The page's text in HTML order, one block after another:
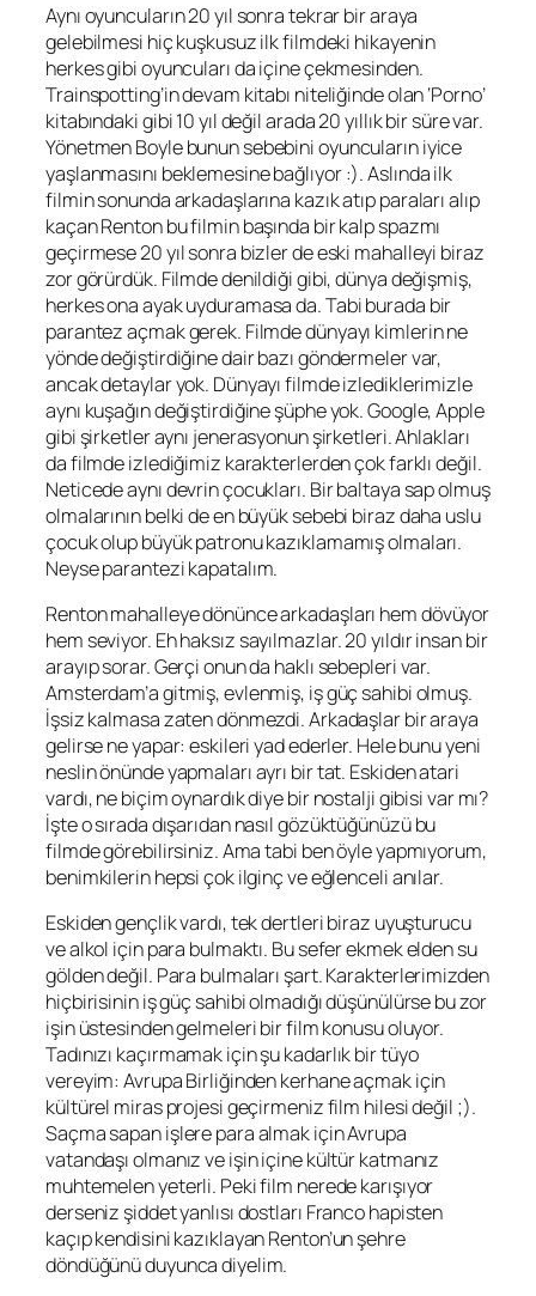
Aynı oyuncuların 20 yıl sonra tekrar bir araya
gelebilmesi hiç kuşkusuz ilk filmdeki hikayenin
herkes gibi oyuncuları da içine çekmesinden.
Trainspotting’in devam kitabı niteliğinde olan ‘Porno’
kitabındaki gibi 10 yıl değil arada 20 yıllık bir süre var.
Yönetmen Boyle bunun sebebini oyuncuların iyice
yaşlanmasını beklemesine bağlıyor :). Aslında ilk
filmin sonunda arkadaşlarına kazık atıp paraları alıp
kaçan Renton bu filmin başında bir kalp spazmı
geçirmese 20 yıl sonra bizler de eski mahalleyi biraz
zor görürdük. Filmde denildiği gibi, dünya değişmiş,
herkes ona ayak uyduramasa da. Tabi burada bir
parantez açmak gerek. Filmde dünyayı kimlerin ne
yönde değiştirdiğine dair bazı göndermeler var,
ancak detaylar yok. Dünyayı filmde izlediklerimizle
aynı kuşağın değiştirdiğine şüphe yok. Google, Apple
gibi şirketler aynı jenerasyonun şirketleri. Ahlakları
da filmde izlediğimiz karakterlerden çok farklı değil.
Neticede aynı devrin çocukları. Bir baltaya sap olmuş
olmalarının belki de en büyük sebebi biraz daha uslu
çocuk olup büyük patronu kazıklamamış olmaları.
Neyse parantezi kapatalım.
Renton mahalleye dönünce arkadaşları hem dövüyor
hem seviyor. Eh haksız sayılmazlar. 20 yıldır insan bir
arayıp sorar. Gerçi onun da haklı sebepleri var.
Amsterdam’a gitmiş, evlenmiş, iş güç sahibi olmuş.
İşsiz kalmasa zaten dönmezdi. Arkadaşlar bir araya
gelirse ne yapar: eskileri yad ederler. Hele bunu yeni
neslin önünde yapmaları ayrı bir tat. Eskiden atari
vardı, ne biçim oynardık diye bir nostalji gibisi var mı?
İşte o sırada dışarıdan nasıl gözüktüğünüzü bu
filmde görebilirsiniz. Ama tabi ben öyle yapmıyorum,
benimkilerin hepsi çok ilginç ve eğlenceli anılar.
Eskiden gençlik vardı, tek dertleri biraz uyuşturucu
ve alkol için para bulmaktı. Bu sefer ekmek elden su
gölden değil. Para bulmaları şart. Karakterlerimizden
hiçbirisinin iş güç sahibi olmadığı düşünülürse bu zor
işin üstesinden gelmeleri bir film konusu oluyor.
Tadınızı kaçırmamak için şu kadarlık bir tüyo
vereyim: Avrupa Birliğinden kerhane açmak için
kültürel miras projesi geçirmeniz film hilesi değil ;).
Saçma sapan işlere para almak için Avrupa
vatandaşı olmanız ve işin içine kültür katmanız
muhtemelen yeterli. Peki film nerede karışıyor
derseniz şiddet yanlısı dostları Franco hapisten
kaçıp kendisini kazıklayan Renton’un şehre
döndüğünü duyunca diyelim.